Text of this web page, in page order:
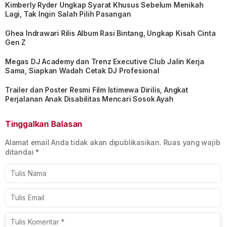
Kimberly Ryder Ungkap Syarat Khusus Sebelum Menikah
Lagi, Tak Ingin Salah Pilih Pasangan
Ghea Indrawari Rilis Album Rasi Bintang, Ungkap Kisah Cinta
Gen Z
Megas DJ Academy dan Trenz Executive Club Jalin Kerja
Sama, Siapkan Wadah Cetak DJ Profesional
Trailer dan Poster Resmi Film Istimewa Dirilis, Angkat
Perjalanan Anak Disabilitas Mencari Sosok Ayah
Tinggalkan Balasan
Alamat email Anda tidak akan dipublikasikan. Ruas yang wajib
ditandai *